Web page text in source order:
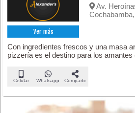
Ver más
Av.
Con ingredientes frescos y una masa
pizzería es el destino para los amantes
Celular Whatsapp Compartir